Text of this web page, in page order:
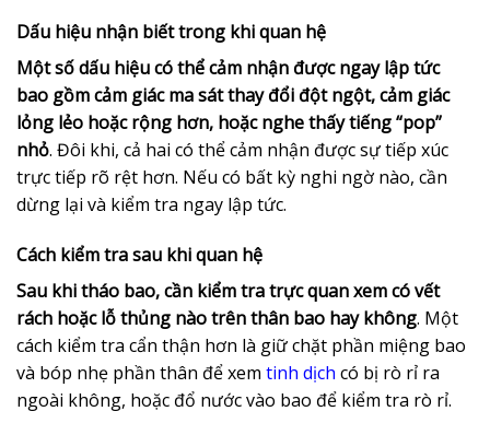
Dấu hiệu nhận biết trong khi quan hệ
Một số dấu hiệu có thể cảm nhận được ngay lập tức
bao gồm cảm giác ma sát thay đổi đột ngột, cảm giác
lỏng lẻo hoặc rộng hơn, hoặc nghe thấy tiếng “pop”
nhỏ. Đôi khi, cả hai có thể cảm nhận được sự tiếp xúc
trực tiếp rõ rệt hơn. Nếu có bất kỳ nghi ngờ nào, cần
dừng lại và kiểm tra ngay lập tức.
Cách kiểm tra sau khi quan hệ
Sau khi tháo bao, cần kiểm tra trực quan xem có vết
rách hoặc lỗ thủng nào trên thân bao hay không. Một
cách kiểm tra cẩn thận hơn là giữ chặt phần miệng bao
và bóp nhẹ phần thân để xem tinh dịch có bị rò rỉ ra
ngoài không, hoặc đổ nước vào bao để kiểm tra rò rỉ.